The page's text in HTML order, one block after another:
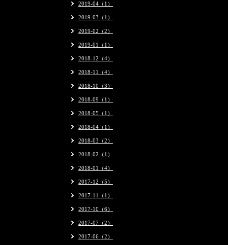
2019-04（1）
2019-03（1）
2019-02（2）
2019-01（1）
2018-12（4）
2018-11（4）
2018-10（3）
2018-09（1）
2018-05（1）
2018-04（1）
2018-03（2）
2018-02（1）
2018-01（4）
2017-12（5）
2017-11（1）
2017-10（6）
2017-07（2）
2017-06（2）